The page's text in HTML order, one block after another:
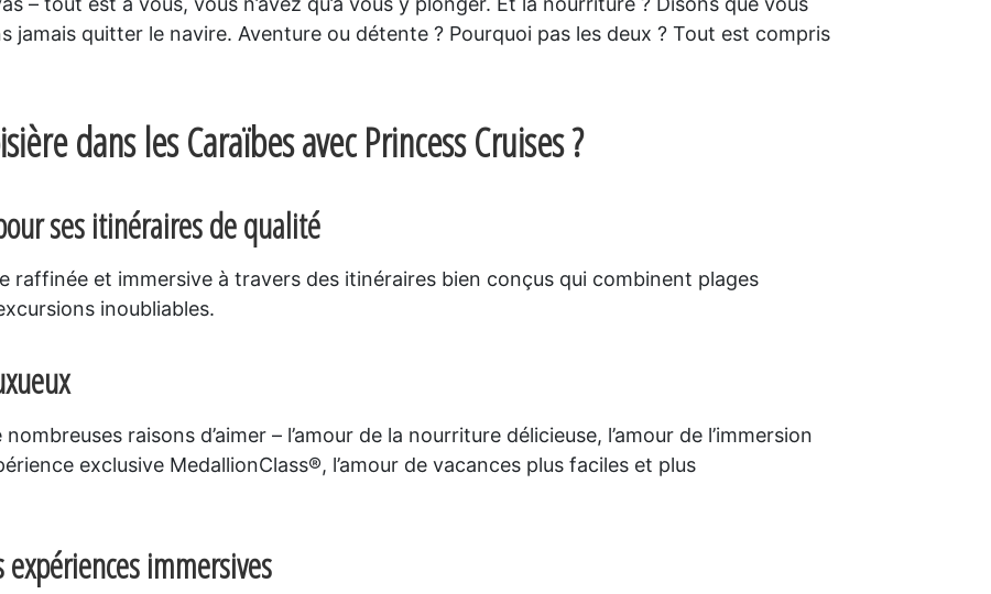
jamais quitter le navire. Aventure ou détente ? Pourquoi pas les deux ? Tout est compris
dans les Caraïbes avec Princess Cruises ?
ses itinéraires de qualité
raffinée et immersive à travers des itinéraires bien conçus qui combinent plages
inoubliables.
raisons d’aimer – l’amour de la nourriture délicieuse, l’amour de l’immersion
exclusive MedallionClass®, l’amour de vacances plus faciles et plus
immersives